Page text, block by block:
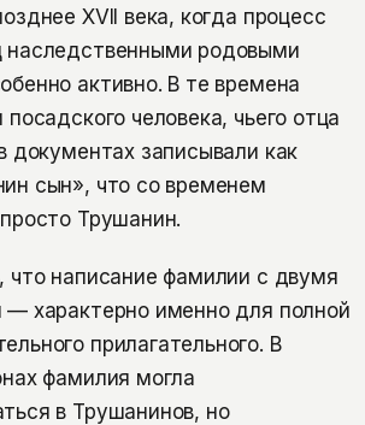
XVII века, когда процесс
наследственными родовыми
активно. В те времена
человека, чьего отца
документах записывали как
сын», что со временем
Трушанин.
что написание фамилии с двумя
характерно именно для полной
прилагательного. В
фамилия могла
в Трушанинов, но